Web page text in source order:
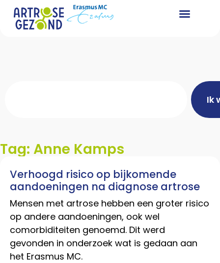
Ik
Tag: Anne Kamps
Verhoogd risico op bijkomende
aandoeningen na diagnose artrose
Mensen met artrose hebben een groter risico
op andere aandoeningen, ook wel
comorbiditeiten genoemd. Dit werd
gevonden in onderzoek wat is gedaan aan
het Erasmus MC.